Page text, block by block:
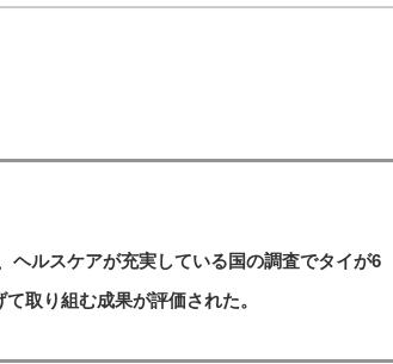
ヘルスケアが充実している国の調査でタイが6
取り組む成果が評価された。